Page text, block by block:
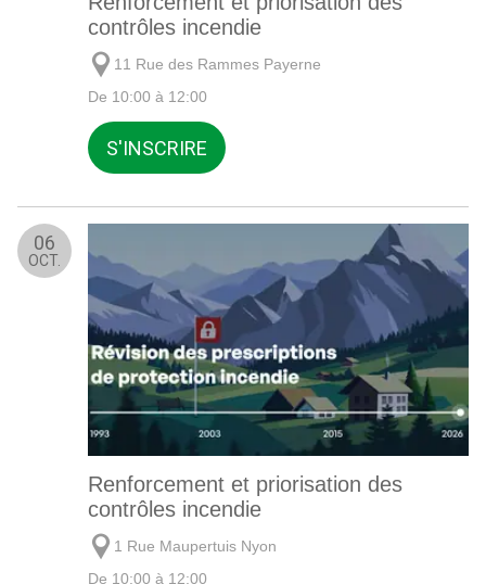
contrôles incendie
11 Rue des Rammes Payerne
De 10:00 à 12:00
S'INSCRIRE
06
OCT.
Renforcement et priorisation des
contrôles incendie
1 Rue Maupertuis Nyon
De 10:00 à 12:00